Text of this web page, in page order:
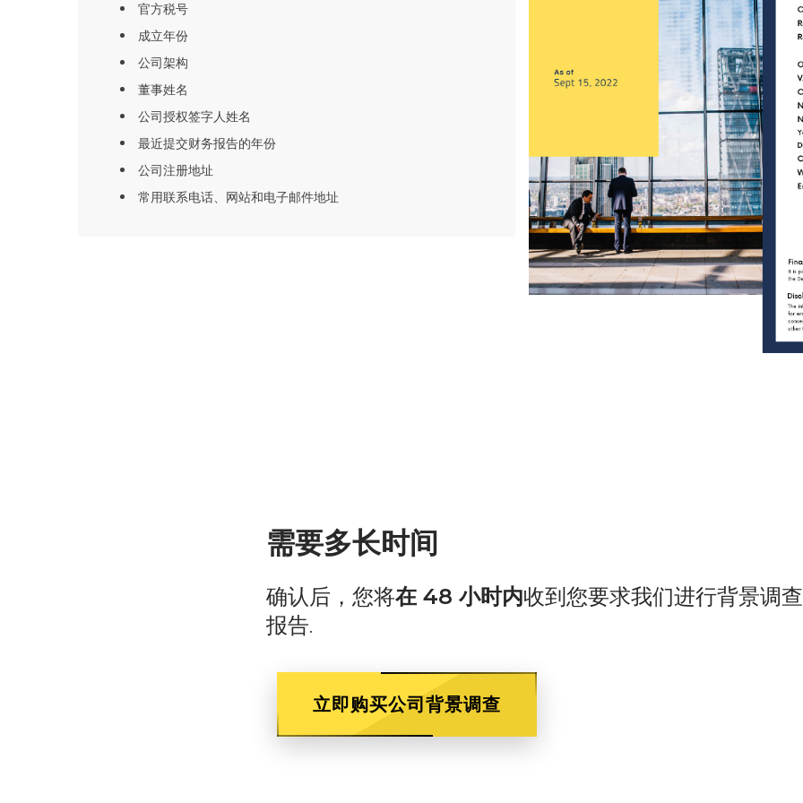
官方税号
成立年份
公司架构
董事姓名
公司授权签字人姓名
最近提交财务报告的年份
公司注册地址
常用联系电话、网站和电子邮件地址
需要多长时间
确认后，您将在 48 小时内收到您要求我们进行背景调
报告.
立即购买公司背景调查